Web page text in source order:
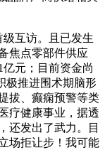
互访。且已发生
焦点零部件供应
元；目前资金尚
极推进围术期脑形
拔、癫痫预警等类
疗健康事业，据透
还发出了武力。目
场拒让步！我可能